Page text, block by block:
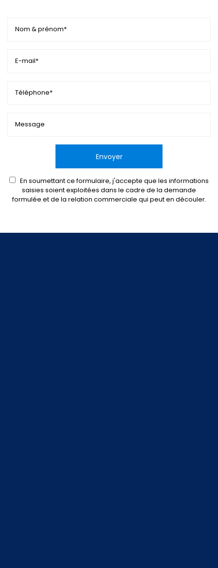
En soumettant ce formulaire, j'accepte que les informations
saisies soient exploitées dans le cadre de la demande
formulée et de la relation commerciale qui peut en découler.